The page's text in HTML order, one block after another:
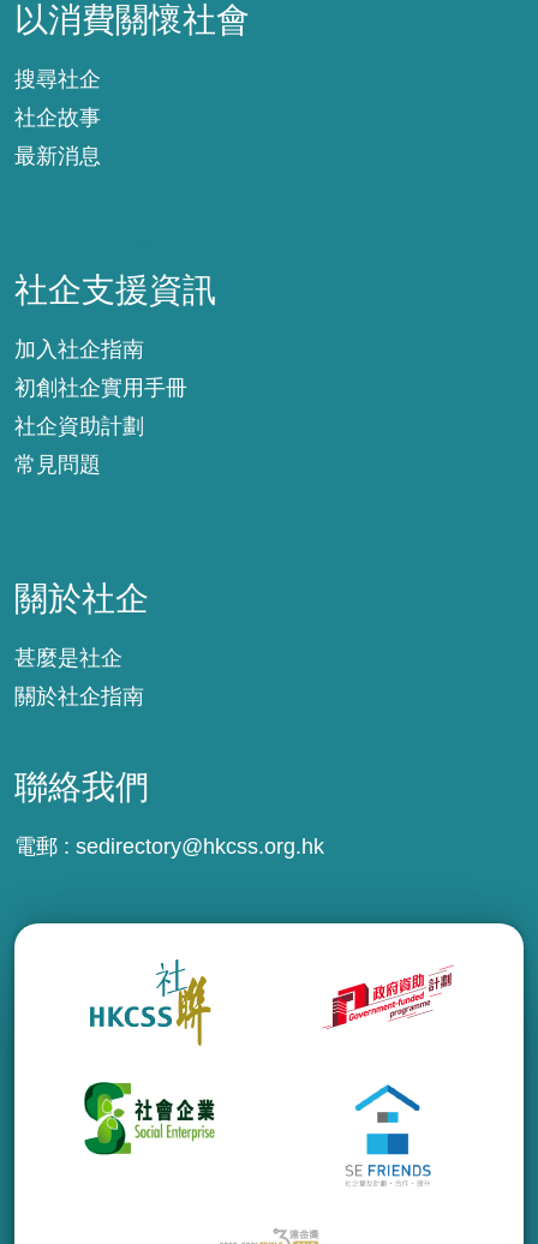
以消費關懷社會
搜尋社企
社企故事
最新消息
社企支援資訊
加入社企指南
初創社企實用手冊
社企資助計劃
常見問題
關於社企
甚麼是社企
關於社企指南
聯絡我們
電郵 : sedirectory@hkcss.org.hk